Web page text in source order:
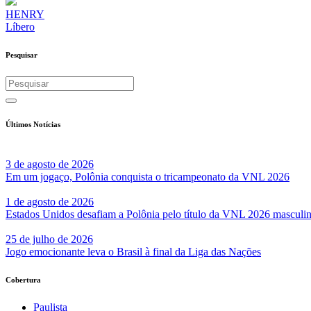
HENRY
Líbero
Pesquisar
Últimos Notícias
3 de agosto de 2026
Em um jogaço, Polônia conquista o tricampeonato da VNL 2026
1 de agosto de 2026
Estados Unidos desafiam a Polônia pelo título da VNL 2026
25 de julho de 2026
Jogo emocionante leva o Brasil à final da Liga das Nações
Cobertura
Paulista